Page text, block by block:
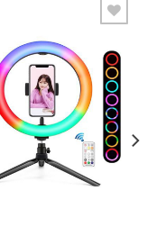
Add to
Wishlist